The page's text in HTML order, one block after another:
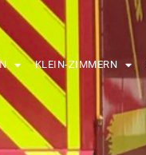
KLEIN-ZIMMERN